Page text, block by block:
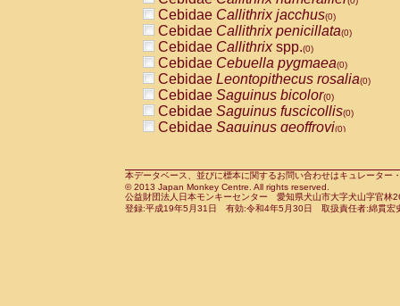
PitheciidaePithecia monachus
PitheciidaePithecia pithecia(0)
CercopithecidaeCercocebus agilis
CercopithecidaeCercocebus
CercopithecidaeCercocebus
CercopithecidaeCercocebus
CercopithecidaeCercocebus
CercopithecidaeCercocebushybrid
CercopithecidaePapio anubis(0)
CercopithecidaePapio cynocephalus
CercopithecidaePapio hamadryas(0)
Cebidae Callithrix jacchus(0)
Cebidae Callithrix penicillata(0)
Cebidae Callithrixspp.(0)
Cebidae Cebuella pygmaea(0)
Cebidae Leontopithecus rosalia(0)
Cebidae Saguinus bicolor(0)
Cebidae Saguinus fuscicollis(0)
Cebidae Saguinus geoffroyi(0)
CebidaeSaguinus leucopus(0)
CebidaeSaguinus midas(0)
Cebidae Saguinus mystax(0)
本データベース、並びに標本に関するお問い合わせはキュレータ
© 2013 Japan Monkey Centre. All rights reserved.
公益財団法人日本モンキーセンター 愛知県犬山市大字犬山字官
登録:平成19年5月31日 有効:令和4年5月30日 取扱責任者:綿貫宏